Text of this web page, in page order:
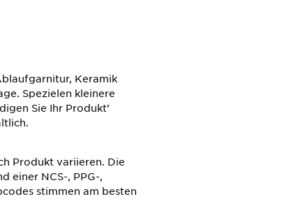
Keramik
Spezielen kleinere
Sie Ihr Produkt’
Produkt variieren. Die
einer NCS-, PPG-,
stimmen am besten